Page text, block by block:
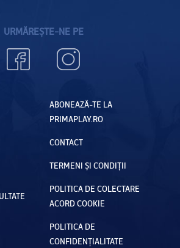
URMĂREȘTE-NE PE
ABONEAZĂ-TE LA
PRIMAPLAY.RO
CONTACT
TERMENI ȘI CONDIȚII
POLITICA DE COLECTARE
ACORD COOKIE
POLITICA DE
CONFIDENȚIALITATE